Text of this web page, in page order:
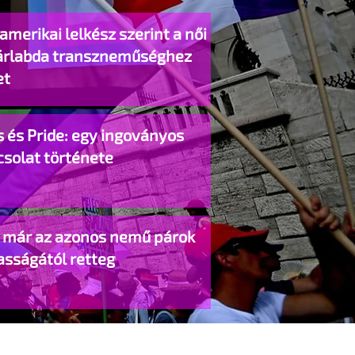
lelkész szerint a női
transzneműséghez
és Pride: egy ingoványos
története
már az azonos nemű párok
retteg